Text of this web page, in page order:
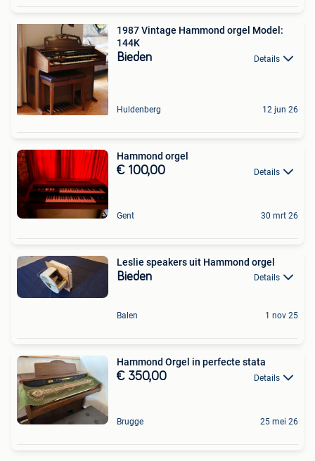
1987 Vintage Hammond orgel Model:
144K
Bieden Details
Huldenberg 12 jun 26
Hammond orgel
€ 100,00 Details
Gent 30 mrt 26
Leslie speakers uit Hammond orgel
Bieden Details
Balen 1 nov 25
Hammond Orgel in perfecte stata
€ 350,00 Details
Brugge 25 mei 26